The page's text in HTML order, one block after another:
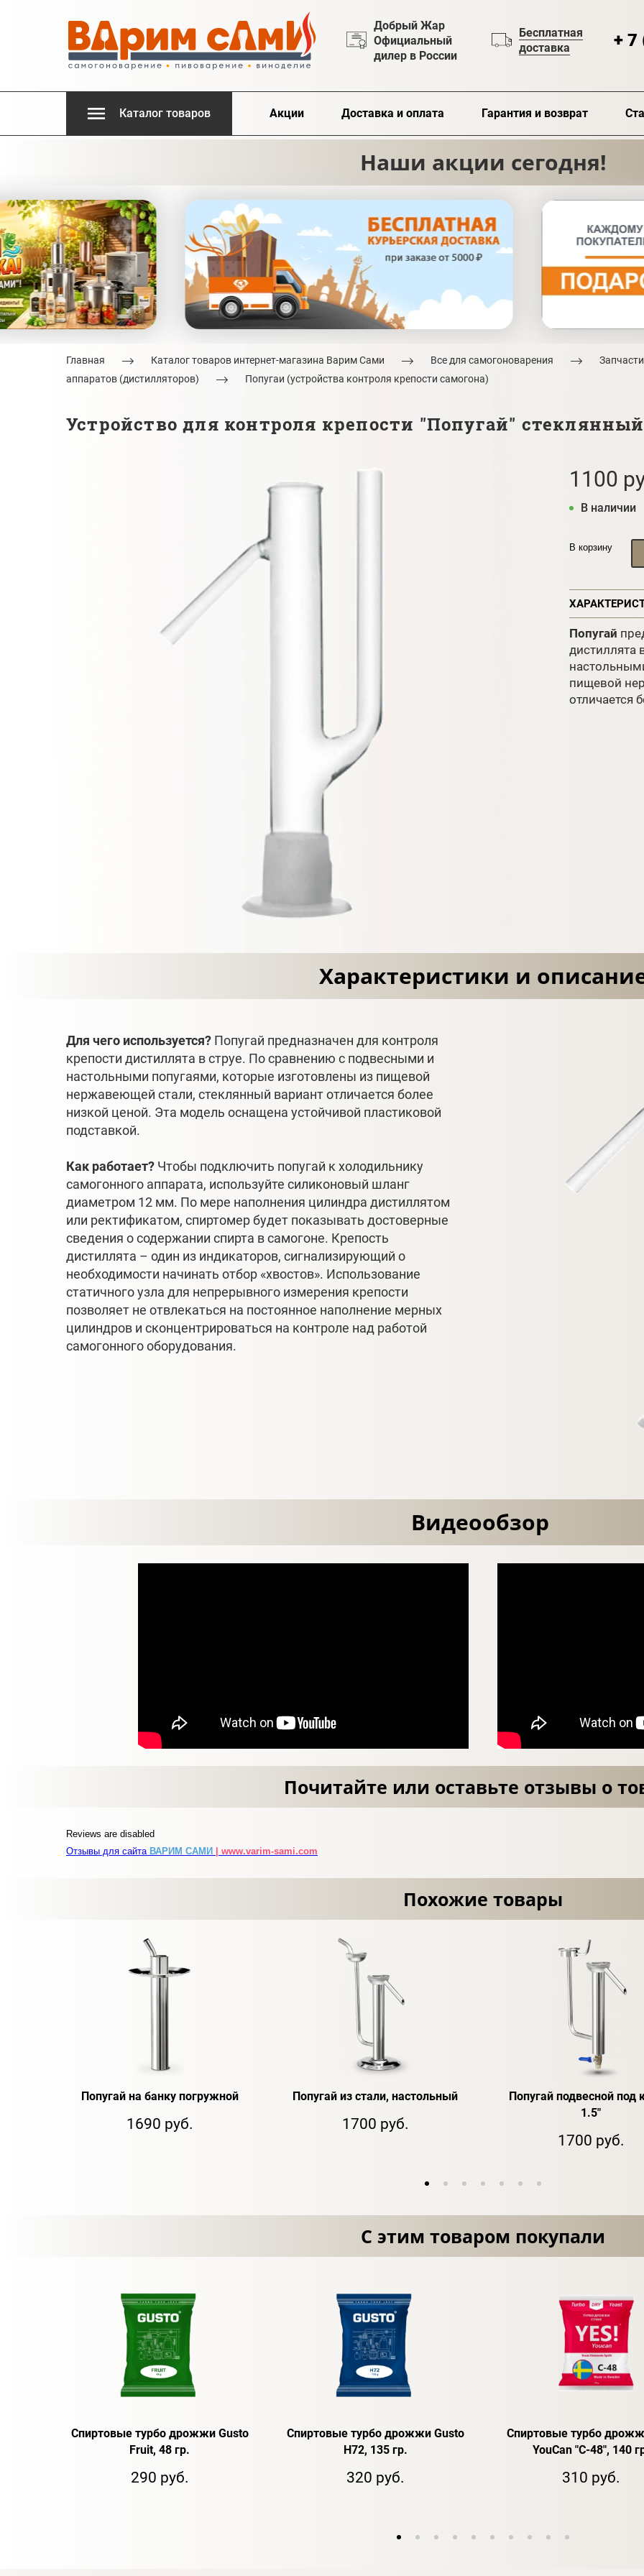
Добрый Жар
Официальный
дилер в России
Бесплатная
доставка
+
Каталог товаров Акции Доставка и оплата Гарантия и возврат
Наши акции сегодня!
Главная Каталог товаров интернет-магазина Варим Сами Все для самогоноварения
аппаратов (дистилляторов)
Попугаи (устройства контроля крепости самогона)
Устройство для контроля крепости "Попугай"
1100
В наличии
В корзину
Попугай
дистиллята
пищевой
отличается
Характеристики и
Для чего используется? Попугай предназначен для контроля
крепости дистиллята в струе. По сравнению с подвесными и
настольными попугаями, которые изготовлены из пищевой
нержавеющей стали, стеклянный вариант отличается более
низкой ценой. Эта модель оснащена устойчивой пластиковой
подставкой.
Как работает? Чтобы подключить попугай к холодильнику
самогонного аппарата, используйте силиконовый шланг
диаметром 12 мм. По мере наполнения цилиндра дистиллятом
или ректификатом, спиртомер будет показывать достоверные
сведения о содержании спирта в самогоне. Крепость
дистиллята – один из индикаторов, сигнализирующий о
необходимости начинать отбор «хвостов». Использование
статичного узла для непрерывного измерения крепости
позволяет не отвлекаться на постоянное наполнение мерных
цилиндров и сконцентрироваться на контроле над работой
самогонного оборудования.
Видеообзор
Почитайте или оставьте отзывы о
Reviews are disabled
Отзывы для сайта ВАРИМ САМИ | www.varim-sami.com
Похожие товары
Попугай на банку погружной
1690 руб.
Попугай из стали, настольный
1700 руб.
Попугай подвесной под
1.5"
1700 руб.
С этим товаром покупали
Спиртовые турбо дрожжи Gusto
Fruit, 48 гр.
290 руб.
Спиртовые турбо дрожжи Gusto
H72, 135 гр.
320 руб.
Спиртовые турбо
YouCan "C-48", 140
310 руб.